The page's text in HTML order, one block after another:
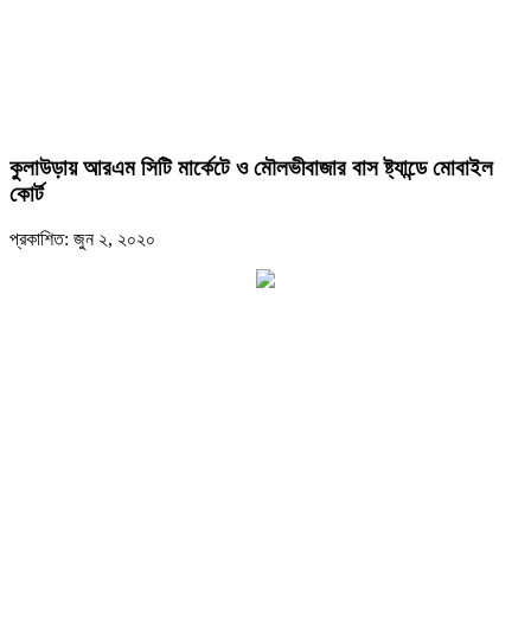
কুলাউড়ায় আরএম সিটি মার্কেটে ও মৌলভীবাজার বাস ষ্ট্যান্ডে মোবাইল
কোর্ট
প্রকাশিত: জুন ২, ২০২০